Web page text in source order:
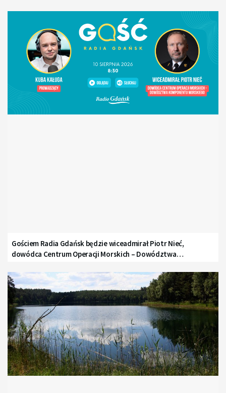
Gościem Radia Gdańsk będzie wiceadmirał Piotr Nieć,
dowódca Centrum Operacji Morskich – Dowództwa